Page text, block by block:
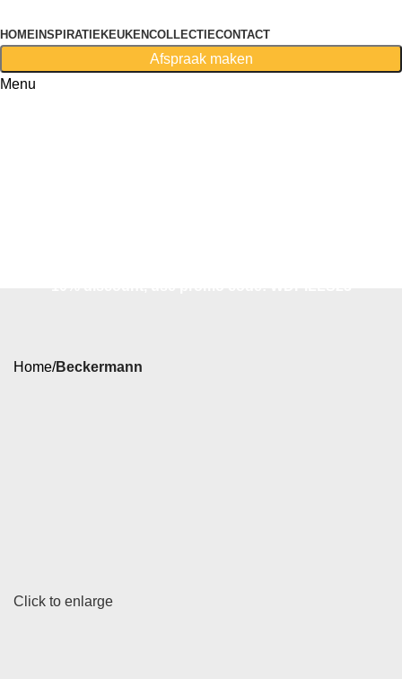
HOME INSPIRATIEKEUKENCOLLECTIECONTACT
Afspraak maken
Menu
Home Beckermann
Click to enlarge